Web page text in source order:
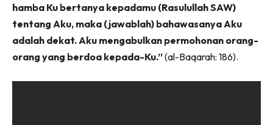
hamba Ku bertanya kepadamu (Rasulullah SAW)
tentang Aku, maka (jawablah) bahawasanya Aku
adalah dekat. Aku mengabulkan permohonan orang-
orang yang berdoa kepada-Ku.”(al-Baqarah: 186).